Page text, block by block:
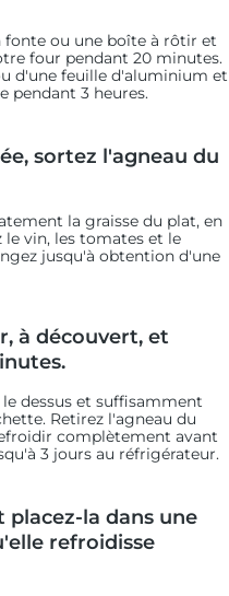
fonte ou une boîte à rôtir et
four pendant 20 minutes.
d'une feuille d'aluminium et
pendant 3 heures.
sortez l'agneau du
la graisse du plat, en
le vin, les tomates et le
jusqu'à obtention d'une
à découvert, et
dessus et suffisamment
Retirez l'agneau du
complètement avant
3 jours au réfrigérateur.
placez-la dans une
refroidisse